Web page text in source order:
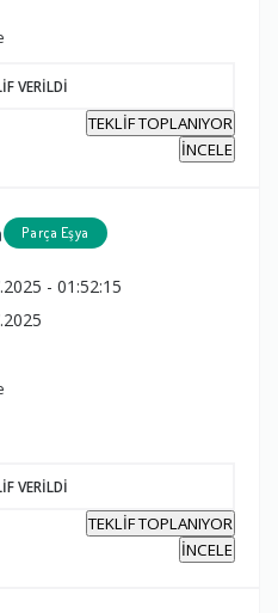
VERİLDİ
TEKLİF TOPLANIYOR
İNCELE
Parça Eşya
- 01:52:15
VERİLDİ
TEKLİF TOPLANIYOR
İNCELE